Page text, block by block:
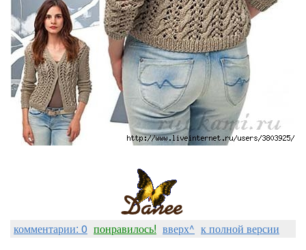
комментарии: 0 понравилось! вверх^ к полной версии